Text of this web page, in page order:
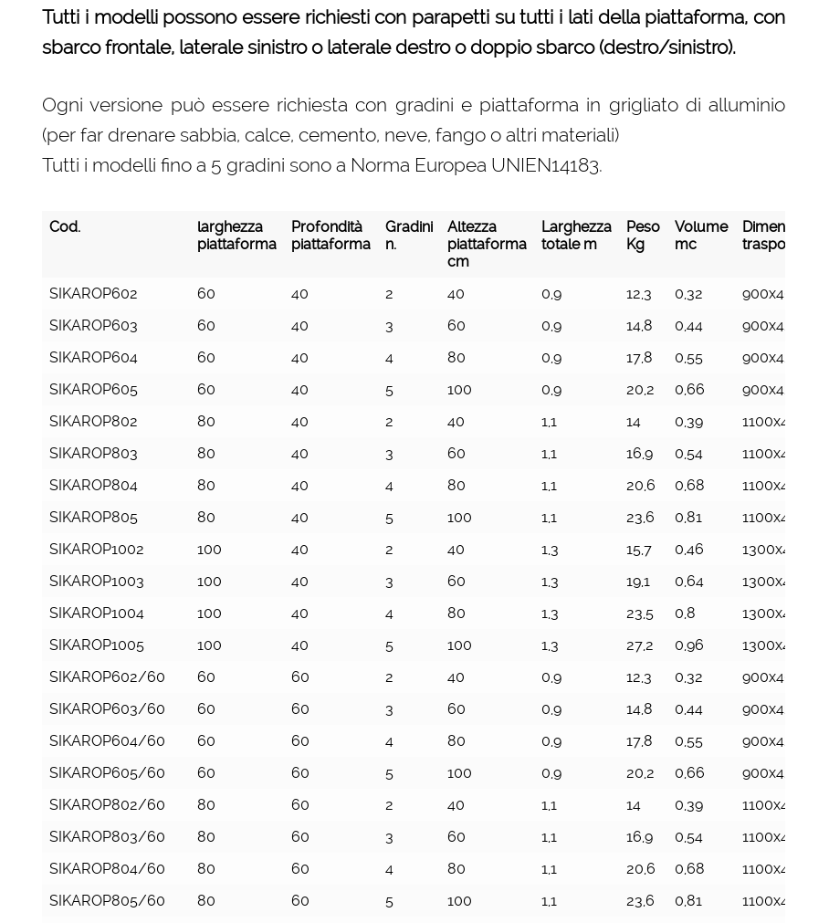
Tutti i modelli possono essere richiesti con parapetti su tutti i lati della piattaforma, con
sbarco frontale, laterale sinistro o laterale destro o doppio sbarco (destro/sinistro).
Ogni versione può essere richiesta con gradini e piattaforma in grigliato di alluminio
(per far drenare sabbia, calce, cemento, neve, fango o altri materiali)
Tutti i modelli fino a 5 gradini sono a Norma Europea UNIEN14183.
Cod.
larghezza
piattaforma
Profondità
piattaforma
Gradini
n.
Altezza
piattaforma
cm
Larghezza
totale m
Peso
Kg
Volume
mc
Dimensioni
trasporto
Cod.
larghezza
piattaforma
Profondità
piattaforma
Gradini
n.
Altezza
piattaforma
cm
Larghezza
totale m
Peso
Kg
Volume
mc
Dimensioni
trasporto
SIKAROP602 60 40 2 40 0,9 12,3 0,32
SIKAROP603
60 40 3 60 0,9 14,8 0,44
SIKAROP604
60 40 4 80 0,9 17,8 0,55
SIKAROP605
60 40 5 100 0,9 20,2 0,66
SIKAROP802
80 40 2 40 1,1 14 0,39
SIKAROP803
80 40 3 60 1,1 16,9 0,54
SIKAROP804
80 40 4 80 1,1 20,6 0,68
SIKAROP805
80 40 5 100 1,1 23,6 0,81
SIKAROP1002
100 40 2 40 1,3 15,7 0,46
SIKAROP1003
100 40 3 60 1,3 19,1 0,64
SIKAROP1004
100 40 4 80 1,3 23,5 0,8
SIKAROP1005
100 40 5 100 1,3 27,2 0,96
SIKAROP602/60
60 60 2 40 0,9 12,3 0,32
SIKAROP603/60
60 60 3 60 0,9 14,8 0,44
SIKAROP604/60
60 60 4 80 0,9 17,8 0,55
SIKAROP605/60
60 60 5 100 0,9 20,2 0,66
SIKAROP802/60
80 60 2 40 1,1 14 0,39
SIKAROP803/60
80 60 3 60 1,1 16,9 0,54
SIKAROP804/60
80 60 4 80 1,1 20,6 0,68
SIKAROP805/60
80 60 5 100 1,1 23,6 0,81